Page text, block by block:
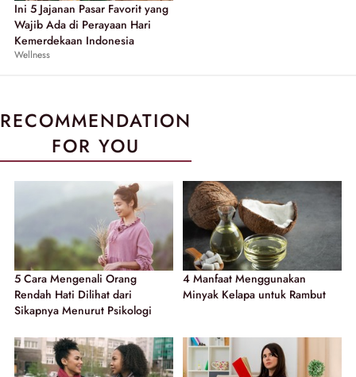
Ini 5 Jajanan Pasar Favorit yang
Wajib Ada di Perayaan Hari
Kemerdekaan Indonesia
Wellness
RECOMMENDATION
FOR YOU
5 Cara Mengenali Orang
Rendah Hati Dilihat dari
Sikapnya Menurut Psikologi
4 Manfaat Menggunakan
Minyak Kelapa untuk Rambut